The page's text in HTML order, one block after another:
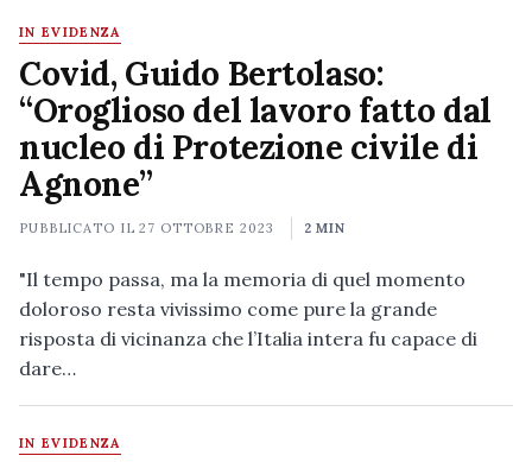
IN EVIDENZA
Covid, Guido Bertolaso:
“Oroglioso del lavoro fatto dal
nucleo di Protezione civile di
Agnone”
PUBBLICATO IL27 OTTOBRE 2023 2 MIN
"Il tempo passa, ma la memoria di quel momento
doloroso resta vivissimo come pure la grande
risposta di vicinanza che l’Italia intera fu capace di
dare…
IN EVIDENZA